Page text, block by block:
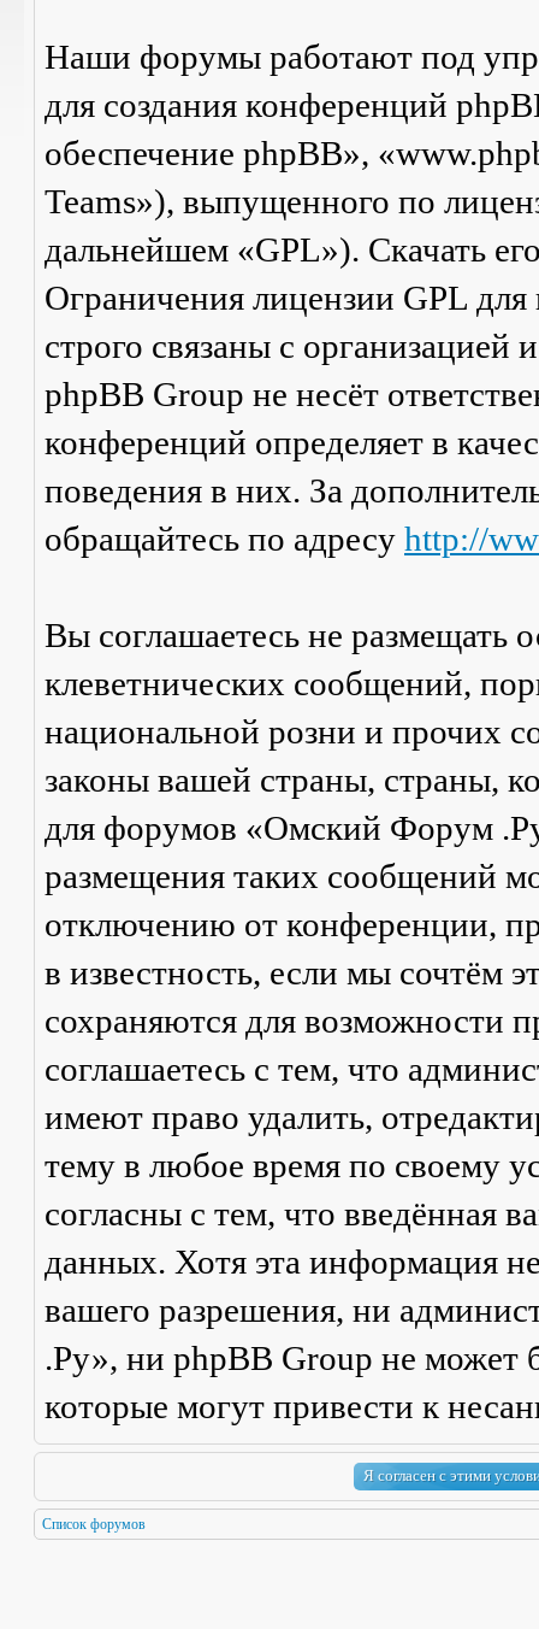
Наши форумы работают под
для создания конференций
обеспечение phpBB»,
Teams»), выпущенного по
дальнейшем «GPL»). Скачать
Ограничения лицензии GPL
строго связаны с
phpBB Group не несёт
конференций определяет в
поведения в них. За
обращайтесь по адресу http://
Вы соглашаетесь не размещать
клеветнических сообщений,
национальной розни и прочих
законы вашей страны, страны,
для форумов «Омский Форум
размещения таких сообщений
отключению от конференции,
в известность, если мы сочтём
сохраняются для возможности
соглашаетесь с тем, что
имеют право удалить,
тему в любое время по своему
согласны с тем, что введённая
данных. Хотя эта информация
вашего разрешения, ни
.Ру», ни phpBB Group не может
которые могут привести к
Список форумов